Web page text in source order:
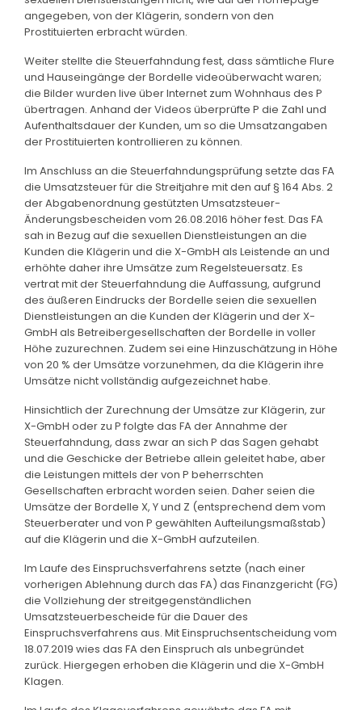
angegeben, von der Klägerin, sondern von den
Prostituierten erbracht würden.
Weiter stellte die Steuerfahndung fest, dass sämtliche Flure
und Hauseingänge der Bordelle videoüberwacht waren;
die Bilder wurden live über Internet zum Wohnhaus des P
übertragen. Anhand der Videos überprüfte P die Zahl und
Aufenthaltsdauer der Kunden, um so die Umsatzangaben
der Prostituierten kontrollieren zu können.
Im Anschluss an die Steuerfahndungsprüfung setzte das FA
die Umsatzsteuer für die Streitjahre mit den auf § 164 Abs. 2
der Abgabenordnung gestützten Umsatzsteuer-
Änderungsbescheiden vom 26.08.2016 höher fest. Das FA
sah in Bezug auf die sexuellen Dienstleistungen an die
Kunden die Klägerin und die X-GmbH als Leistende an und
erhöhte daher ihre Umsätze zum Regelsteuersatz. Es
vertrat mit der Steuerfahndung die Auffassung, aufgrund
des äußeren Eindrucks der Bordelle seien die sexuellen
Dienstleistungen an die Kunden der Klägerin und der X-
GmbH als Betreibergesellschaften der Bordelle in voller
Höhe zuzurechnen. Zudem sei eine Hinzuschätzung in Höhe
von 20 % der Umsätze vorzunehmen, da die Klägerin ihre
Umsätze nicht vollständig aufgezeichnet habe.
Hinsichtlich der Zurechnung der Umsätze zur Klägerin, zur
X-GmbH oder zu P folgte das FA der Annahme der
Steuerfahndung, dass zwar an sich P das Sagen gehabt
und die Geschicke der Betriebe allein geleitet habe, aber
die Leistungen mittels der von P beherrschten
Gesellschaften erbracht worden seien. Daher seien die
Umsätze der Bordelle X, Y und Z (entsprechend dem vom
Steuerberater und von P gewählten Aufteilungsmaßstab)
auf die Klägerin und die X-GmbH aufzuteilen.
Im Laufe des Einspruchsverfahrens setzte (nach einer
vorherigen Ablehnung durch das FA) das Finanzgericht (FG)
die Vollziehung der streitgegenständlichen
Umsatzsteuerbescheide für die Dauer des
Einspruchsverfahrens aus. Mit Einspruchsentscheidung vom
18.07.2019 wies das FA den Einspruch als unbegründet
zurück. Hiergegen erhoben die Klägerin und die X-GmbH
Klagen.